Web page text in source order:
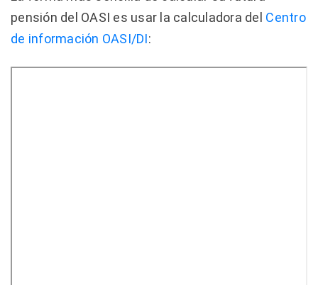
pensión del OASI es usar la calculadora del Centro
de información OASI/DI: